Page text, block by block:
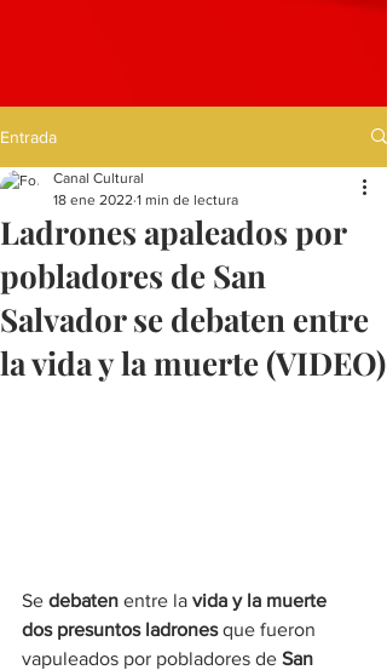
Entrada
Ladrones apaleados por
pobladores de San
Salvador se debaten entre
la vida y la muerte (VIDEO)
Canal Cultural
18 ene 2022 1 min de lectura
Se debaten entre la vida y la muerte
dos presuntos ladrones que fueron
vapuleados por pobladores de San